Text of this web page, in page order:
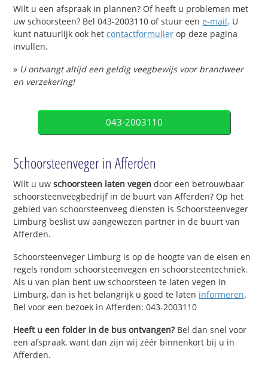
Wilt u een afspraak in plannen? Of heeft u problemen met
uw schoorsteen? Bel 043-2003110 of stuur eene-mail. U
kunt natuurlijk ook hetcontactformulier op deze pagina
invullen.
» U ontvangt altijd een geldig veegbewijs voor brandweer
en verzekering!
043-2003110
Schoorsteenveger in Afferden
Wilt u uwschoorsteen laten vegen door een betrouwbaar
schoorsteenveegbedrijf in de buurt van Afferden? Op het
gebied van schoorsteenveeg diensten is Schoorsteenveger
Limburg beslist uw aangewezen partner in de buurt van
Afferden.
Schoorsteenveger Limburg is op de hoogte van de eisen en
regels rondom schoorsteenvegen en schoorsteentechniek.
Als u van plan bent uw schoorsteen te laten vegen in
Limburg, dan is het belangrijk u goed te laten informeren.
Bel voor een bezoek in Afferden: 043-2003110
Heeft u een folder in de bus ontvangen?Bel dan snel voor
een afspraak, want dan zijn wij zéér binnenkort bij u in
Afferden.